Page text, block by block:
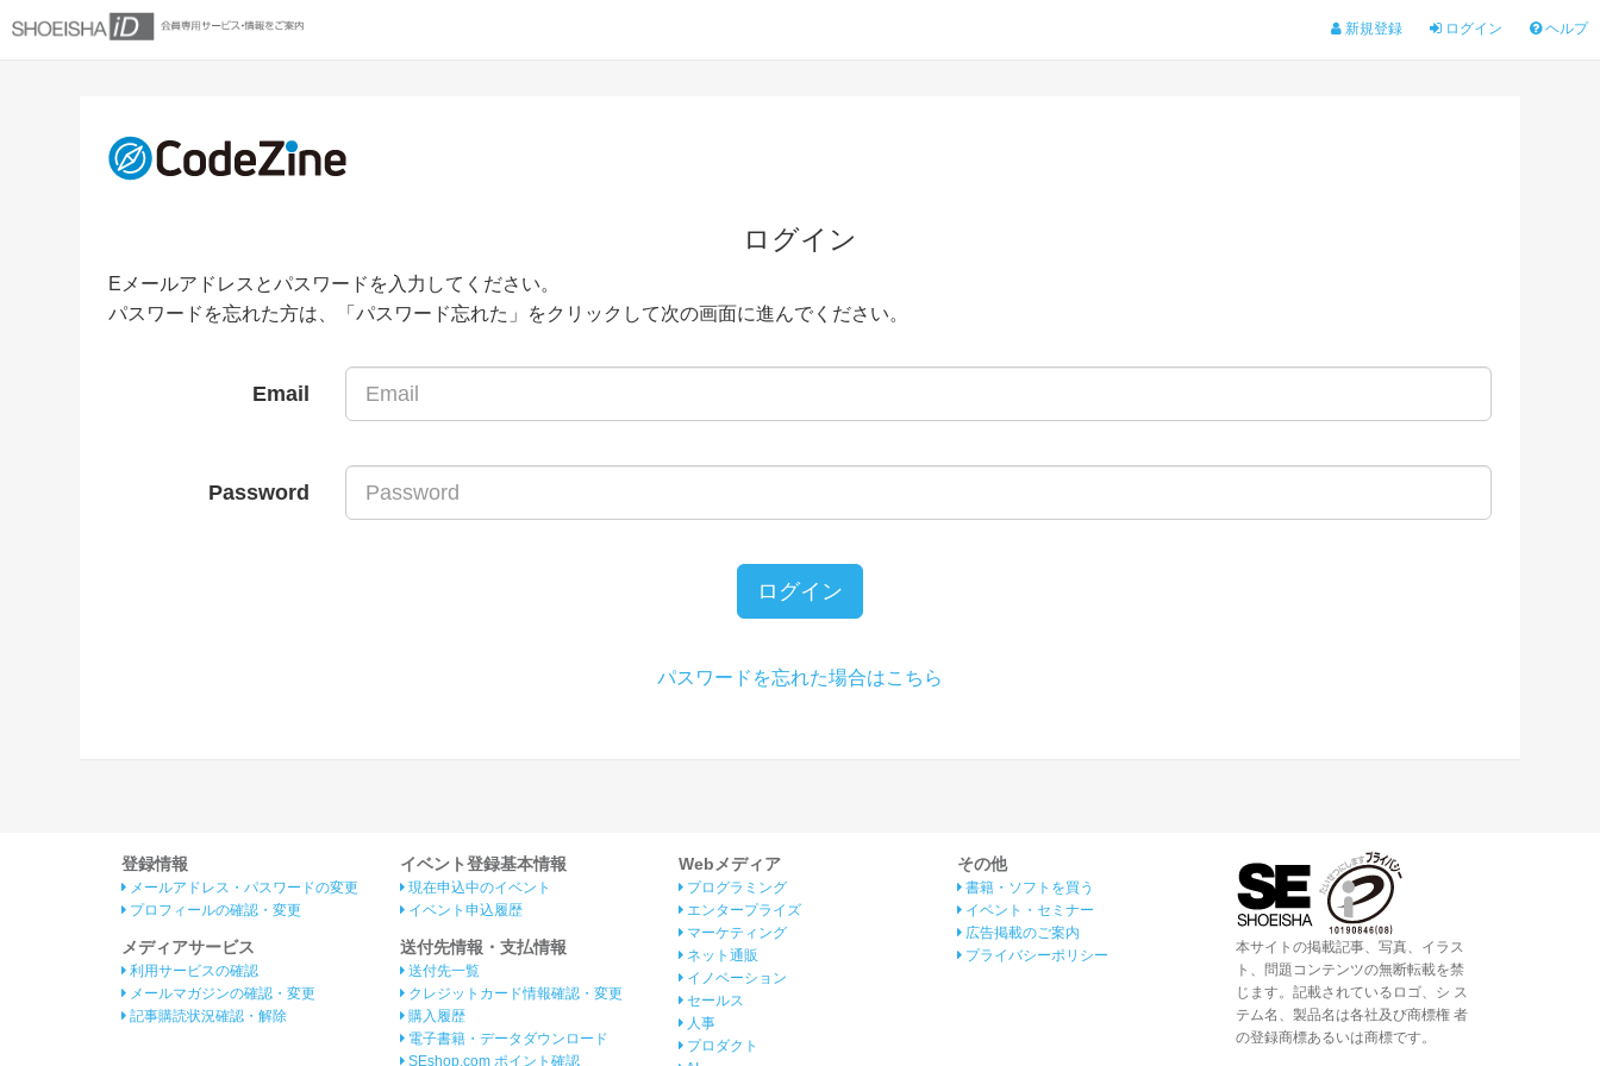
新規登録 ログイン ヘルプ
ログイン
Eメールアドレスとパスワードを入力してください。
パスワードを忘れた方は、「パスワード忘れた」をクリックして次の画面に進んでください。
Email
Password
ログイン
パスワードを忘れた場合はこちら
登録情報
メールアドレス・パスワードの変更
プロフィールの確認・変更
メディアサービス
利用サービスの確認
メールマガジンの確認・変更
記事購読状況確認・解除
イベント登録基本情報
現在申込中のイベント
イベント申込履歴
送付先情報・支払情報
送付先一覧
クレジットカード情報確認・変更
購入履歴
電子書籍・データダウンロード
SEshop.com ポイント確認
Webメディア
プログラミング
エンタープライズ
マーケティング
ネット通販
イノベーション
セールス
人事
プロダクト
その他
書籍・ソフトを買う
イベント・セミナー
広告掲載のご案内
プライバシーポリシー
本サイトの掲載記事、写真、イラス
ト、問題コンテンツの無断転載を禁
じます。記載されているロゴ、シ ス
テム名、製品名は各社及び商標権 者
の登録商標あるいは商標です。